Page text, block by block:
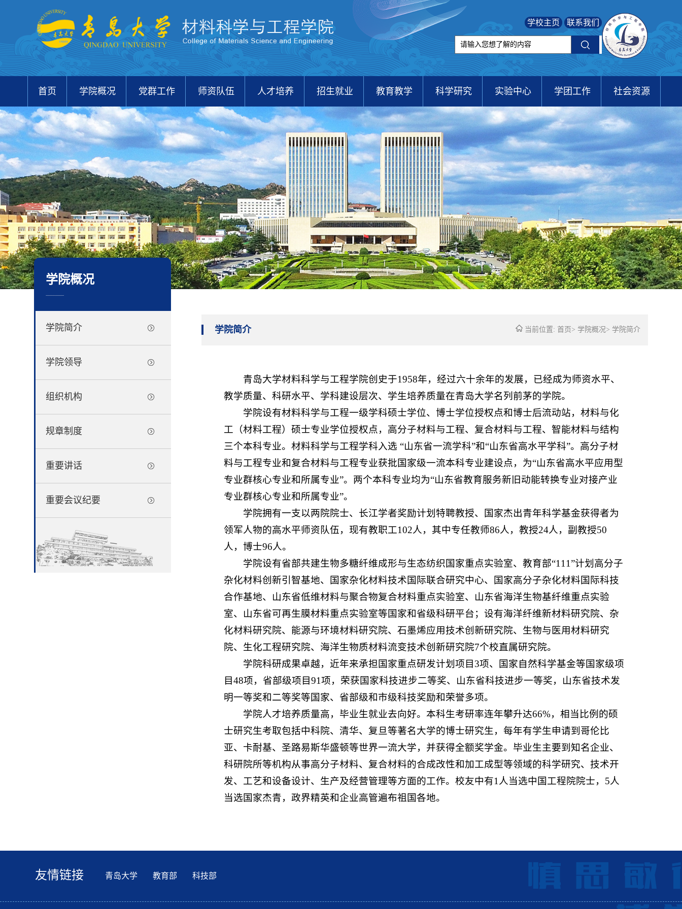
学校主页 联系我们
首页 学院概况 党群工作 师资队伍 人才培养 招生就业 教育教学 科学研究 实验中心 学团工作 社会资源
校友之家
学院概况
..................
学院简介
学院领导
组织机构
规章制度
重要讲话
重要会议纪要
学院简介 当前位置: 首页 > 学院概况> 学院简介
青岛大学材料科学与工程学院创史于1958年，经过六十余年的发展，已经成为师资水平、
教学质量、科研水平、学科建设层次、学生培养质量在青岛大学名列前茅的学院。
学院设有材料科学与工程一级学科硕士学位、博士学位授权点和博士后流动站，材料与化
工（材料工程）硕士专业学位授权点，高分子材料与工程、复合材料与工程、智能材料与结构
三个本科专业。材料科学与工程学科入选 “山东省一流学科”和“山东省高水平学科”。高分子材
料与工程专业和复合材料与工程专业获批国家级一流本科专业建设点，为“山东省高水平应用型
专业群核心专业和所属专业”。两个本科专业均为“山东省教育服务新旧动能转换专业对接产业
专业群核心专业和所属专业”。
学院拥有一支以两院院士、长江学者奖励计划特聘教授、国家杰出青年科学基金获得者为
领军人物的高水平师资队伍，现有教职工102人，其中专任教师86人，教授24人，副教授50
人，博士96人。
学院设有省部共建生物多糖纤维成形与生态纺织国家重点实验室、教育部“111”计划高分子
杂化材料创新引智基地、国家杂化材料技术国际联合研究中心、国家高分子杂化材料国际科技
合作基地、山东省低维材料与聚合物复合材料重点实验室、山东省海洋生物基纤维重点实验
室、山东省可再生膜材料重点实验室等国家和省级科研平台；设有海洋纤维新材料研究院、杂
化材料研究院、能源与环境材料研究院、石墨烯应用技术创新研究院、生物与医用材料研究
院、生化工程研究院、海洋生物质材料流变技术创新研究院7个校直属研究院。
学院科研成果卓越，近年来承担国家重点研发计划项目3项、国家自然科学基金等国家级项
目48项，省部级项目91项，荣获国家科技进步二等奖、山东省科技进步一等奖，山东省技术发
明一等奖和二等奖等国家、省部级和市级科技奖励和荣誉多项。
学院人才培养质量高，毕业生就业去向好。本科生考研率连年攀升达66%，相当比例的硕
士研究生考取包括中科院、清华、复旦等著名大学的博士研究生，每年有学生申请到哥伦比
亚、卡耐基、圣路易斯华盛顿等世界一流大学，并获得全额奖学金。毕业生主要到知名企业、
科研院所等机构从事高分子材料、复合材料的合成改性和加工成型等领域的科学研究、技术开
发、工艺和设备设计、生产及经营管理等方面的工作。校友中有1人当选中国工程院院士，5人
当选国家杰青，政界精英和企业高管遍布祖国各地。
友情链接 青岛大学 教育部 科技部